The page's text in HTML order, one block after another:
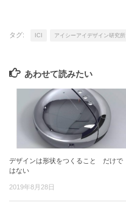
タグ: ICI アイシーアイデザイン研究所
あわせて読みたい
デザインは形状をつくること だけで
はない
2019年8月28日